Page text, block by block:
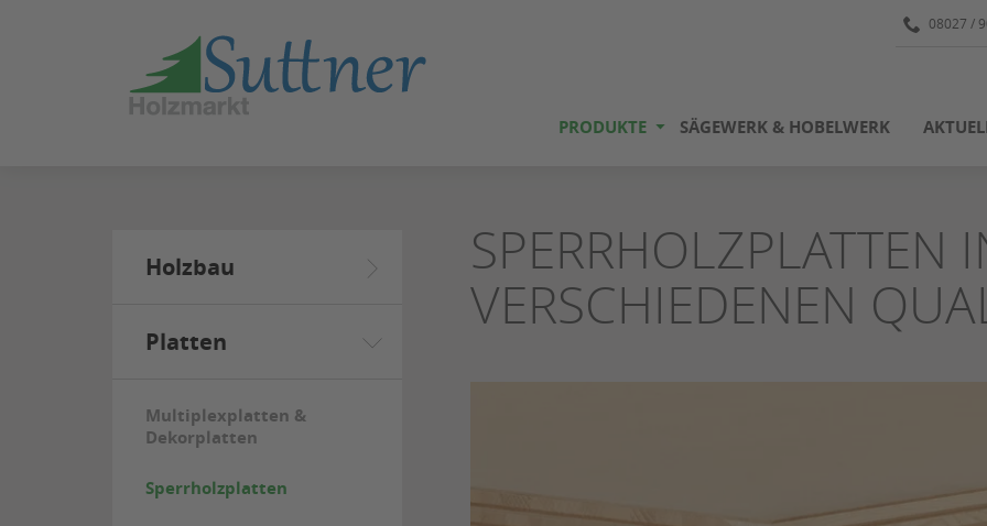
08027 /
PRODUKTE SÄGEWERK & HOBELWERK
Holzbau
Platten
Multiplexplatten &
Dekorplatten
Sperrholzplatten
SPERRHOLZPLATTEN
VERSCHIEDENEN